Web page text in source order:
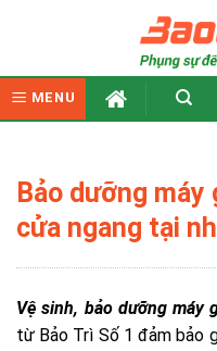
MENU
Bảo dưỡng
cửa ngang tại
Vệ sinh, bảo dưỡng máy
từ Bảo Trì Số 1 đảm bảo